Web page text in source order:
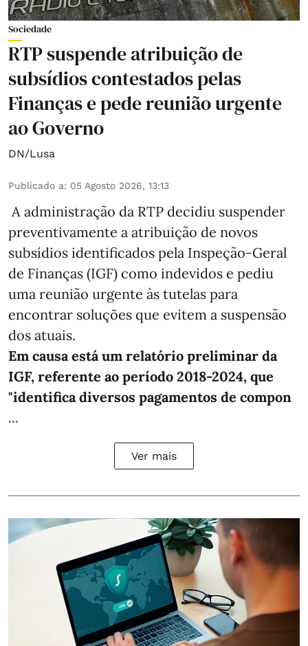
Sociedade
RTP suspende atribuição de
subsídios contestados pelas
Finanças e pede reunião urgente
ao Governo
DN/Lusa
Publicado a: 05 Agosto 2026, 13:13
A administração da RTP decidiu suspender
preventivamente a atribuição de novos
subsídios identificados pela Inspeção-Geral
de Finanças (IGF) como indevidos e pediu
uma reunião urgente às tutelas para
encontrar soluções que evitem a suspensão
dos atuais.
Em causa está um relatório preliminar da
IGF, referente ao período 2018-2024, que
"identifica diversos pagamentos de compon
...
Ver mais